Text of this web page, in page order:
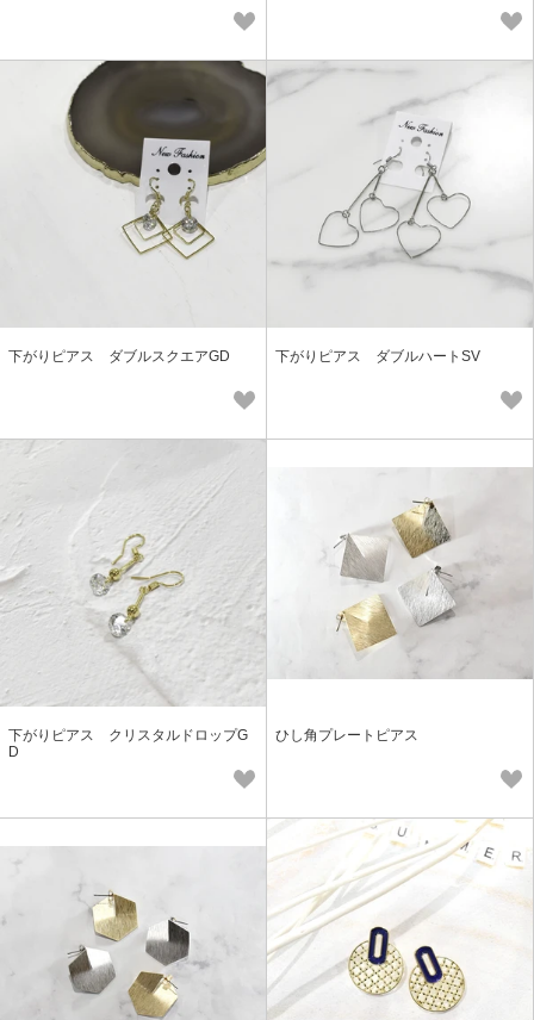
下がりピアス ダブルスクエアGD 下がりピアス ダブルハートSV
下がりピアス クリスタルドロップG
D
ひし角プレートピアス